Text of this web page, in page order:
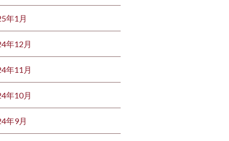
年1月
年12月
年11月
年10月
年9月